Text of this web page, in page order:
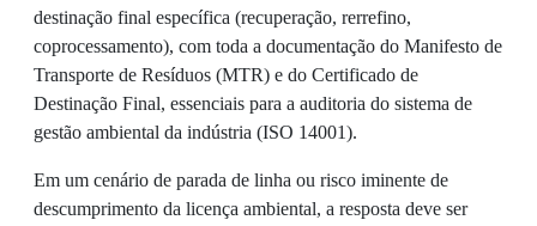
destinação final específica (recuperação, rerrefino,
coprocessamento), com toda a documentação do Manifesto de
Transporte de Resíduos (MTR) e do Certificado de
Destinação Final, essenciais para a auditoria do sistema de
gestão ambiental da indústria (ISO 14001).
Em um cenário de parada de linha ou risco iminente de
descumprimento da licença ambiental, a resposta deve ser